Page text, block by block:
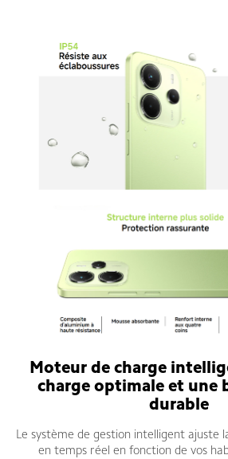
Moteur de charge
charge optimale et une
durable
Le système de gestion intelligent ajuste
en temps réel en fonction de vos